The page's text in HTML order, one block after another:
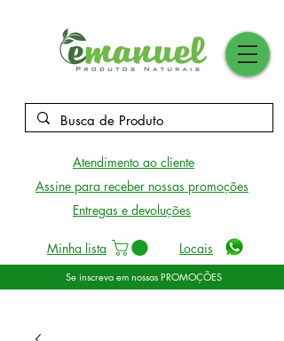
Se inscreva em nossas PROMOÇÕES
Atendimento ao cliente
Assine para receber nossas promoções
Entregas e devoluções
Minha lista Locais